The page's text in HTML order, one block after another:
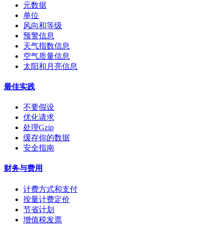
元数据
单位
风向和等级
预警信息
天气指数信息
空气质量信息
太阳和月亮信息
最佳实践
不要假设
优化请求
处理Gzip
缓存你的数据
安全指南
财务与费用
计费方式和支付
按量计费定价
节省计划
增值税发票